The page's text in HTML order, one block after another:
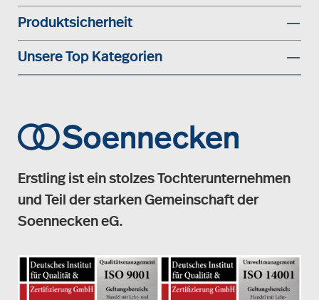
Produktsicherheit
Unsere Top Kategorien
Erstling ist ein stolzes Tochterunternehmen
und Teil der starken Gemeinschaft der
Soennecken eG.